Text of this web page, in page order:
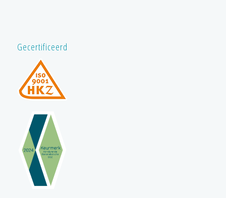
Gecertificeerd